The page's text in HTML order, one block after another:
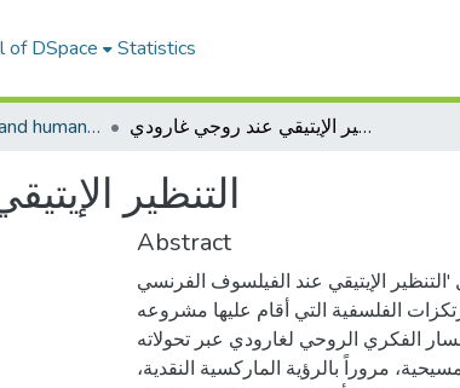
of DSpace Statistics
Faculty of social and humanities sciences_PHD التنظير الإيتيقي عند روجي غارودي
التنظير
Abstract
الإيتيقي عند الفيلسوف الفرنسي
الفلسفية التي أقام عليها مشروعه
الفكري الروحي لغارودي عبر تحولاته
مروراً بالرؤية الماركسية النقدية،